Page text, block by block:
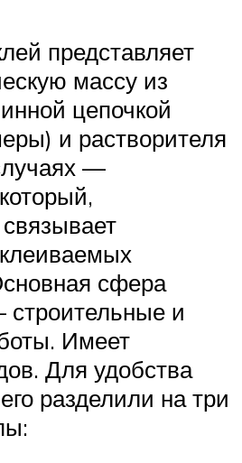
представляет
массу из
цепочкой
и растворителя
—
сфера
и
Имеет
Для удобства
разделили на три